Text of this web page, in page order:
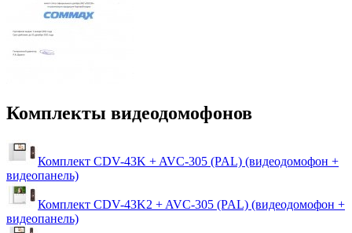
Комплекты видеодомофонов
Комплект CDV-43K + AVC-305 (PAL) (видеодомофон +
видеопанель)
Комплект CDV-43K2 + AVC-305 (PAL) (видеодомофон +
видеопанель)